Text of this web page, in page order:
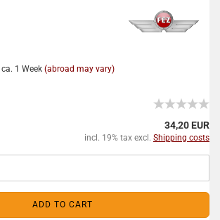
ca. 1 Week (abroad may vary)
34,20 EUR
incl. 19% tax excl. Shipping costs
ADD TO CART